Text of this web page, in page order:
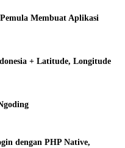
Membuat Aplikasi
+ Latitude, Longitude
dengan PHP Native,